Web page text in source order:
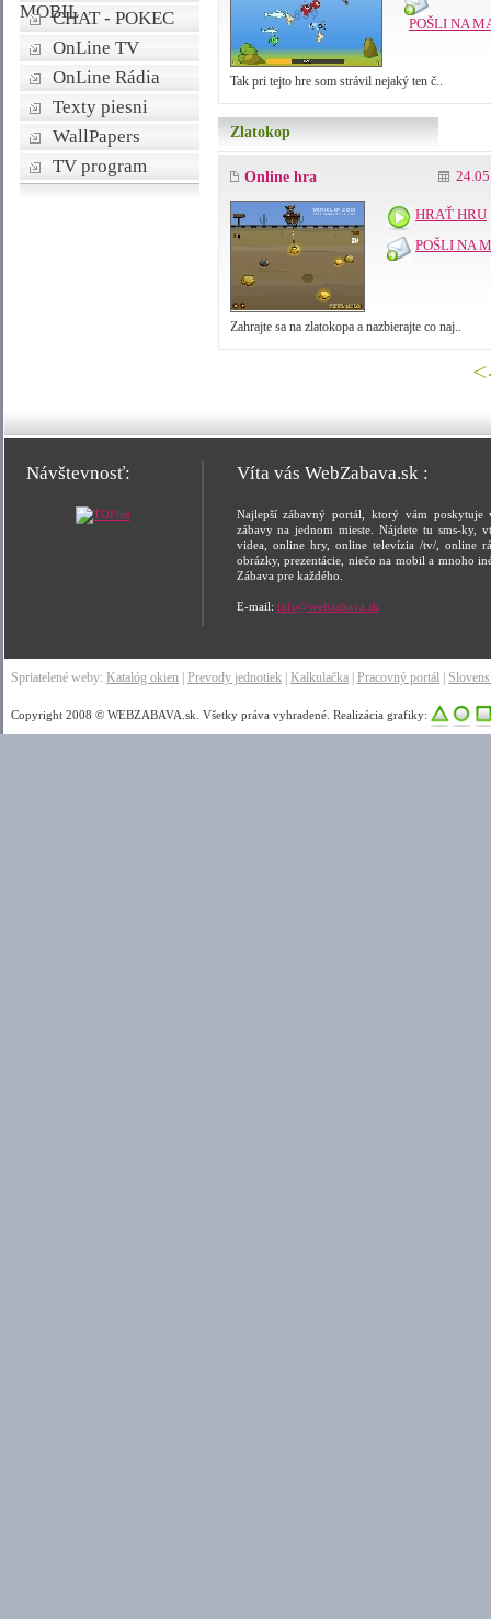
MOBILCHAT - POKEC
OnLine TV
OnLine Rádia
Texty piesni
WallPapers
TV program
POŠLI NA
Tak pri tejto hre som strávil nejaký ten č..
Zlatokop
Online hra
HRAŤ HRU
POŠLI NA
Zahrajte sa na zlatokopa a nazbierajte co naj..
Návštevnosť: Víta vás WebZabava.sk :
Najlepší zábavný portál, ktorý vám poskytuje
zábavy na jednom mieste. Nájdete tu sms-ky,
videa, online hry, online televízia /tv/, online
obrázky, prezentácie, niečo na mobil a mnoho
Zábava pre každého.
E-mail: info@webzabava.sk
Spriatelené weby: Katalóg okien Prevody jednotiek Kalkulačka Pracovný portál
Copyright 2008 © WEBZABAVA.sk. Všetky práva vyhradené. Realizácia grafiky: